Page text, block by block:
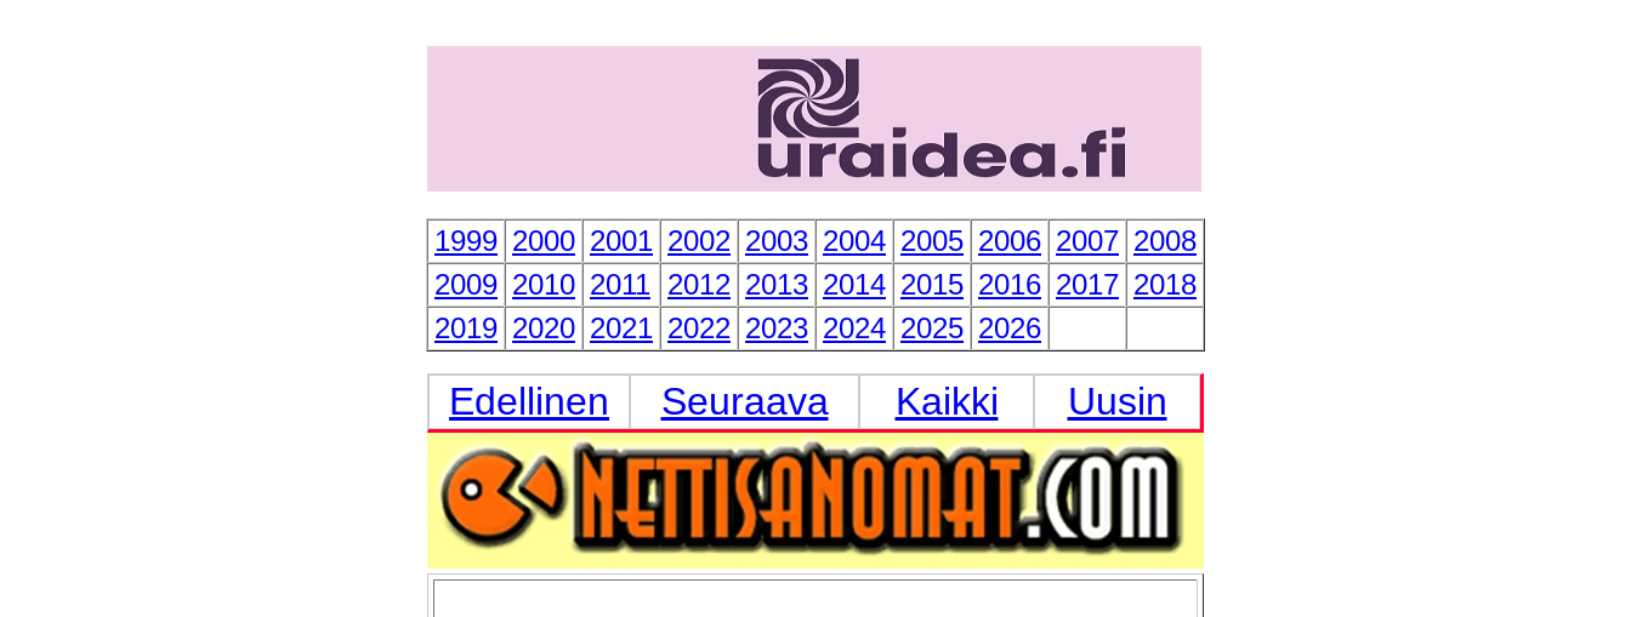
1999 2000 2001 2002 2003 2004 2005 2006 2007 2008
2009 2010 2011 2012 2013 2014 2015 2016 2017 2018
2019 2020 2021 2022 2023 2024 2025 2026
Edellinen Seuraava Kaikki Uusin